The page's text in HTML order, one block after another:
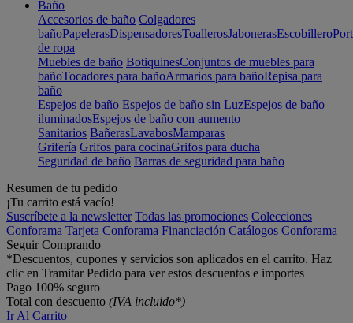
Baño
Accesorios de baño Colgadores
bañoPapelerasDispensadoresToallerosJabonerasEscobillero
de ropa
Muebles de baño BotiquinesConjuntos de muebles para
bañoTocadores para bañoArmarios para bañoRepisa para
baño
Espejos de baño Espejos de baño sin LuzEspejos de baño
iluminadosEspejos de baño con aumento
Sanitarios BañerasLavabosMamparas
Grifería Grifos para cocinaGrifos para ducha
Seguridad de baño Barras de seguridad para baño
Resumen de tu pedido
¡Tu carrito está vacío!
Suscríbete a la newsletter Todas las promociones Colecciones
Conforama Tarjeta Conforama Financiación Catálogos Conforama
Seguir Comprando
*Descuentos, cupones y servicios son aplicados en el carrito. Haz
clic en Tramitar Pedido para ver estos descuentos e importes
Pago 100% seguro
Total con descuento (IVA incluido*)
Ir Al Carrito